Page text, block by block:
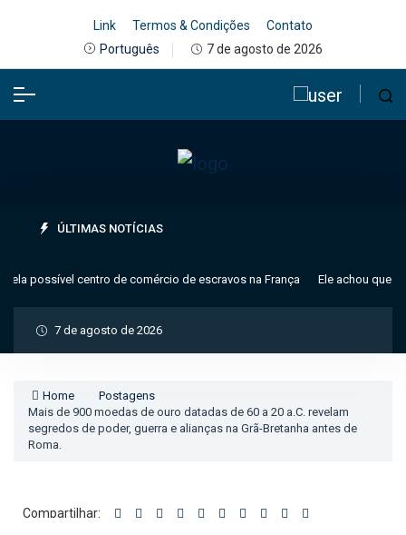
Link Termos & Condições
Contato
Português
7 de agosto de 2026
ÚLTIMAS NOTÍCIAS
possível centro de comércio de escravos na França Ele achou que era
7 de agosto de 2026
Home
Postagens
Mais de 900 moedas de ouro datadas de 60 a 20 a.C. revelam
segredos de poder, guerra e alianças na Grã-Bretanha antes de
Roma.
Compartilhar: